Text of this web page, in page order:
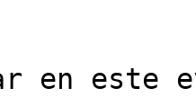
en este